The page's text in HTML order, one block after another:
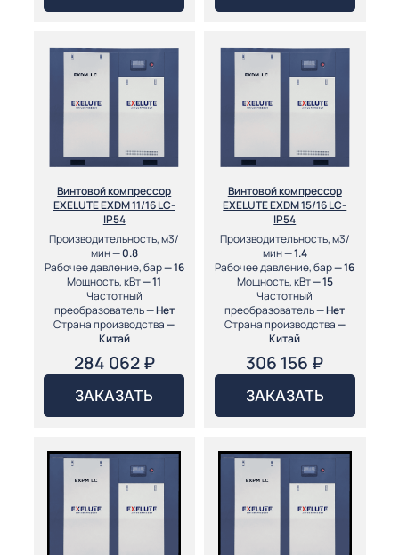
Винтовой компрессор
EXELUTE EXDM 11/16 LC-
IP54
Производительность, м3/
мин— 0.8
Рабочее давление, бар— 16
Мощность, кВт— 11
Частотный
преобразователь— Нет
Страна производства—
Китай
284 062₽
ЗАКАЗАТЬ
Винтовой компрессор
EXELUTE EXDM 15/16 LC-
IP54
Производительность, м3/
мин— 1.4
Рабочее давление, бар— 16
Мощность, кВт— 15
Частотный
преобразователь— Нет
Страна производства—
Китай
306 156 ₽
ЗАКАЗАТЬ